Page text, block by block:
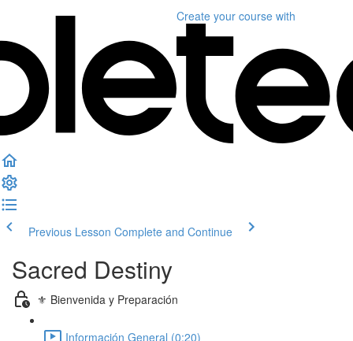
Create your course with
Previous Lesson Complete and Continue
Sacred Destiny
⚜️ Bienvenida y Preparación
Información General (0:20)